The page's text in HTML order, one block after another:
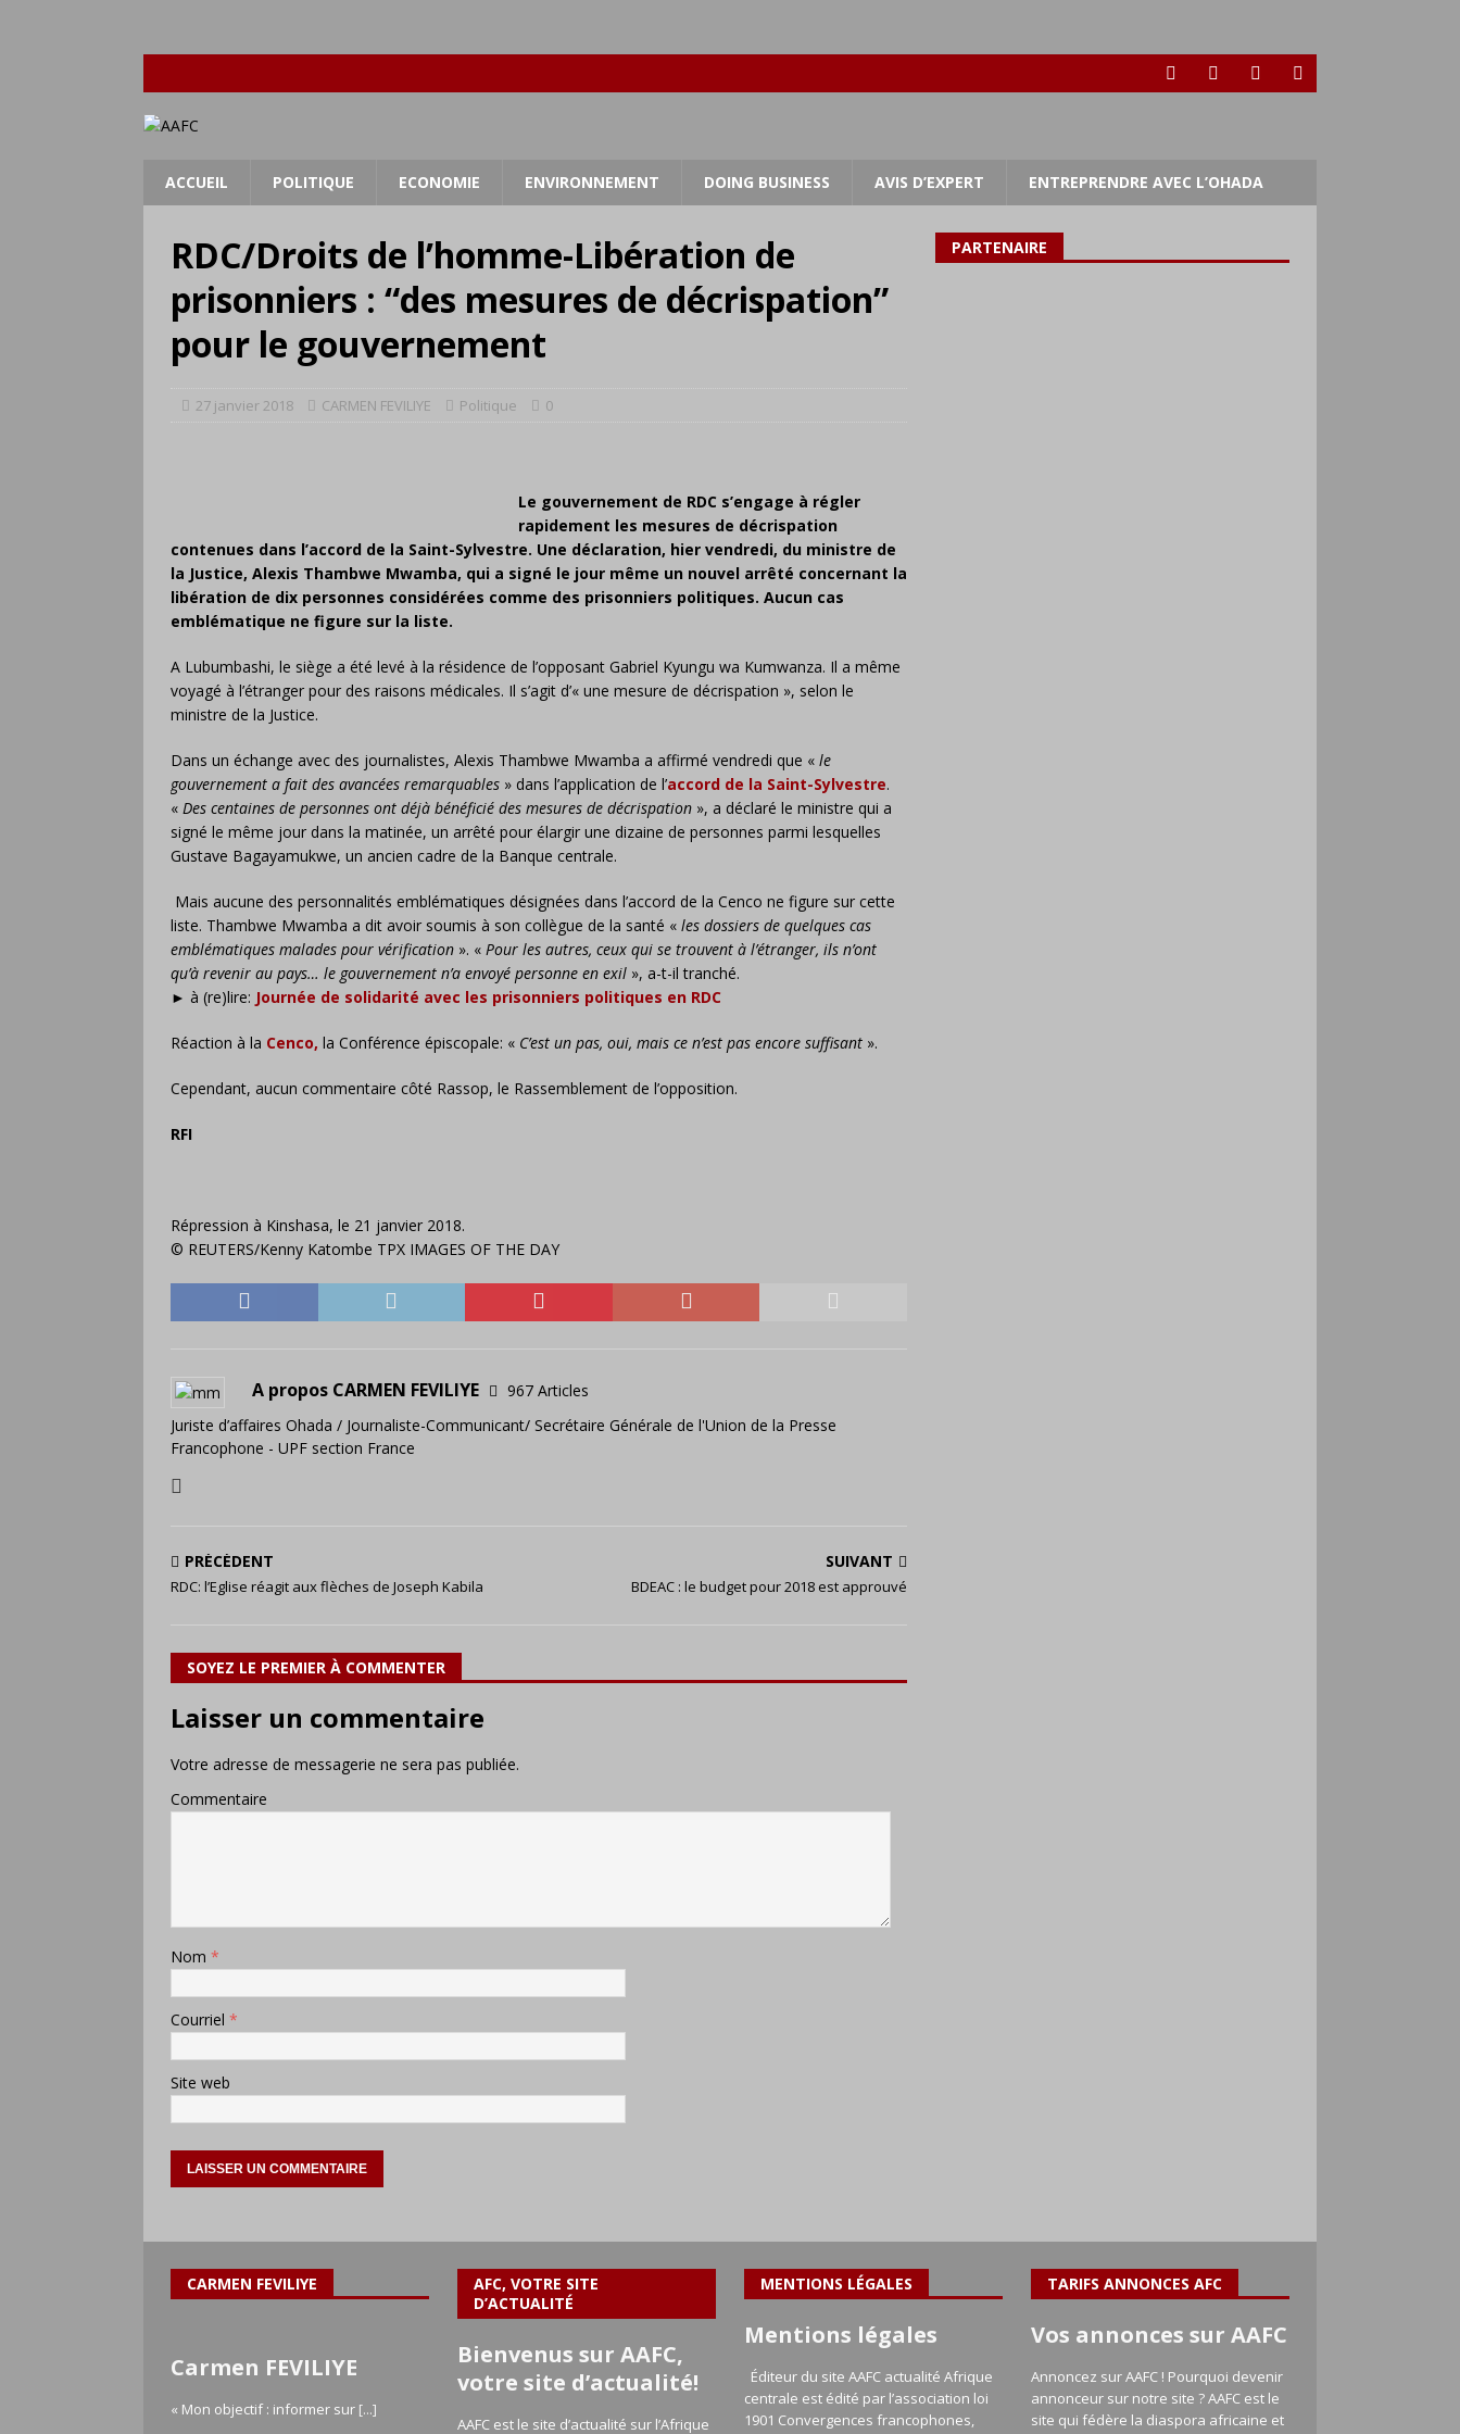
ACCUEIL POLITIQUE ECONOMIE ENVIRONNEMENT DOING BUSINESS AVIS D’EXPERT ENTREPRENDRE AVEC L’OHADA
RDC/Droits de l’homme-Libération de
prisonniers : “des mesures de décrispation”
pour le gouvernement
27 janvier 2018 CARMEN FEVILIYE Politique 0
Le gouvernement de RDC s’engage à régler
rapidement les mesures de décrispation
contenues dans l’accord de la Saint-Sylvestre. Une déclaration, hier vendredi, du ministre de
la Justice, Alexis Thambwe Mwamba, qui a signé le jour même un nouvel arrêté concernant la
libération de dix personnes considérées comme des prisonniers politiques. Aucun cas
emblématique ne figure sur la liste.
A Lubumbashi, le siège a été levé à la résidence de l’opposant Gabriel Kyungu wa Kumwanza. Il a même
voyagé à l’étranger pour des raisons médicales. Il s’agit d’« une mesure de décrispation », selon le
ministre de la Justice.
Dans un échange avec des journalistes, Alexis Thambwe Mwamba a affirmé vendredi que « le
gouvernement a fait des avancées remarquables » dans l’application de l’accord de la Saint-Sylvestre.
« Des centaines de personnes ont déjà bénéficié des mesures de décrispation », a déclaré le ministre qui a
signé le même jour dans la matinée, un arrêté pour élargir une dizaine de personnes parmi lesquelles
Gustave Bagayamukwe, un ancien cadre de la Banque centrale.
Mais aucune des personnalités emblématiques désignées dans l’accord de la Cenco ne figure sur cette
liste. Thambwe Mwamba a dit avoir soumis à son collègue de la santé « les dossiers de quelques cas
emblématiques malades pour vérification ». « Pour les autres, ceux qui se trouvent à l’étranger, ils n’ont
qu’à revenir au pays… le gouvernement n’a envoyé personne en exil », a-t-il tranché.
► à (re)lire: Journée de solidarité avec les prisonniers politiques en RDC
Réaction à la Cenco, la Conférence épiscopale: « C’est un pas, oui, mais ce n’est pas encore suffisant ».
Cependant, aucun commentaire côté Rassop, le Rassemblement de l’opposition.
RFI
Répression à Kinshasa, le 21 janvier 2018.
© REUTERS/Kenny Katombe TPX IMAGES OF THE DAY
A propos CARMEN FEVILIYE
967 Articles
Juriste d’affaires Ohada / Journaliste-Communicant/ Secrétaire Générale de l'Union de la Presse
Francophone - UPF section France
PRÉCÉDENT
RDC: l’Eglise réagit aux flèches de Joseph Kabila
SUIVANT
BDEAC : le budget pour 2018 est approuvé
SOYEZ LE PREMIER À COMMENTER
Laisser un commentaire
Votre adresse de messagerie ne sera pas publiée.
Commentaire
Nom *
Courriel *
Site web
PARTENAIRE
CARMEN FEVILIYE
Carmen FEVILIYE
« Mon objectif : informer sur [...]
AFC, VOTRE SITE
D’ACTUALITÉ
Bienvenus sur AAFC,
votre site d’actualité!
AAFC est le site d’actualité sur l’Afrique
MENTIONS LÉGALES
Mentions légales
Éditeur du site AAFC actualité Afrique
centrale est édité par l’association loi
1901 Convergences francophones,
TARIFS ANNONCES AFC
Vos annonces sur AAFC
Annoncez sur AAFC ! Pourquoi devenir
annonceur sur notre site ? AAFC est le
site qui fédère la diaspora africaine et